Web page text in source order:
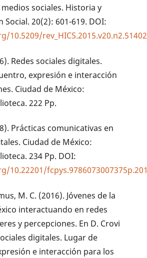
sociales. Historia y
Social. 20(2): 601-619. DOI:
10.5209/rev_HICS.2015.v20.n2.51402
Redes sociales digitales.
expresión e interacción
Ciudad de México:
222 Pp.
Prácticas comunicativas en
Ciudad de México:
234 Pp. DOI:
10.22201/
M. C. (2016). Jóvenes de la
interactuando en redes
y percepciones. En D. Crovi
digitales. Lugar de
e interacción para los